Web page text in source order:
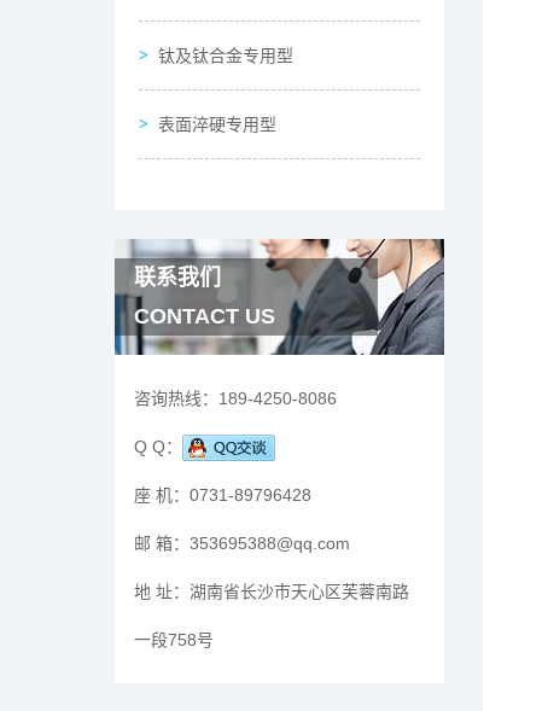
钛及钛合金专用型
表面淬硬专用型
联系我们
CONTACT US
咨询热线： 189-4250-8086
Q Q：
座 机： 0731-89796428
邮 箱： 353695388@qq.com
地 址： 湖南省长沙市天心区芙蓉南路
一段758号